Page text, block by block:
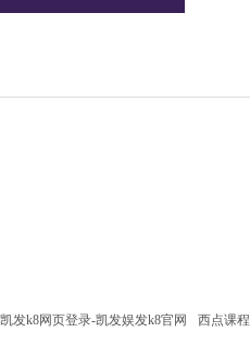
凯发k8网页登录-凯发娱发k8官网 西点课程